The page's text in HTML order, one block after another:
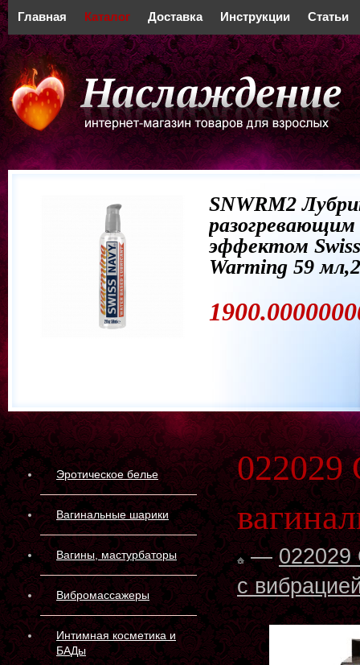
Главная Каталог Доставка Инструкции Статьи
SNWRM2
разогревающим
эффектом
Warming 59
Эротическое белье
Вагинальные шарики
Вагины, мастурбаторы
Вибромассажеры
Интимная косметика и
БАДы
022029
—022029
с